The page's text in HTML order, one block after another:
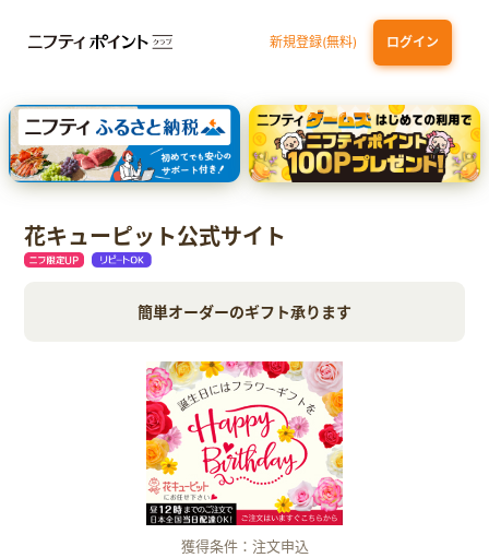
新規登録(無料) ログイン
エポスカード【最短1週間程度付与】
【親権者さまの代理申込専用】三井住友銀行Oliveお子さま用口座
三井住友カード（NL）
花キューピット公式サイト
簡単オーダーのギフト承ります
獲得条件：注文申込